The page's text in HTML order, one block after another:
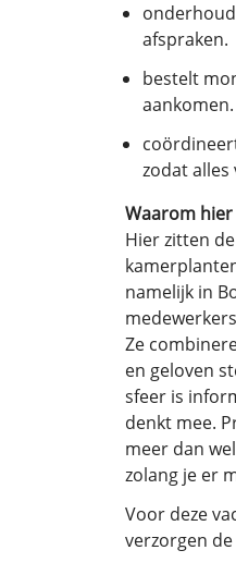
afspraken.
bestelt
aankomen.
zodat alles
Waarom
Hier zitten
namelijk in
Ze
en geloven
sfeer is
denkt mee.
meer dan
zolang je er
Voor deze
verzorgen